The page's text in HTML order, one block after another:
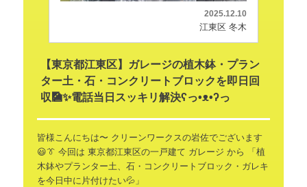
2025.12.10
江東区 冬木
【東京都江東区】ガレージの植木鉢・プラン
ター土・石・コンクリートブロックを即日回
収🎑✨電話当日スッキリ解決ʕ⁠っ⁠•⁠ᴥ⁠•⁠ʔ⁠っ
皆様こんにちは〜 クリーンワークスの岩佐でございます
😃👔 今回は 東京都江東区の一戸建て ガレージ から
「植
木鉢やプランター土、石・コンクリートブロック・ガレキ
を今日中に片付けたい💦」